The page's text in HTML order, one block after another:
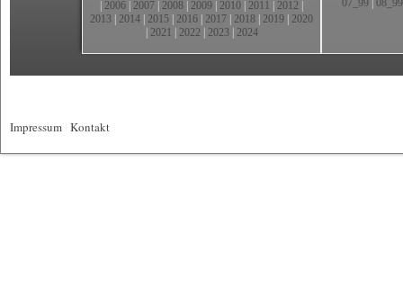
2006 2007 2008 2009 2010 2011 2012
2013 2014 2015 2016 2017 2018 2019 2020
2021 2022 2023| 2024
07_99 08_99
Impressum Kontakt